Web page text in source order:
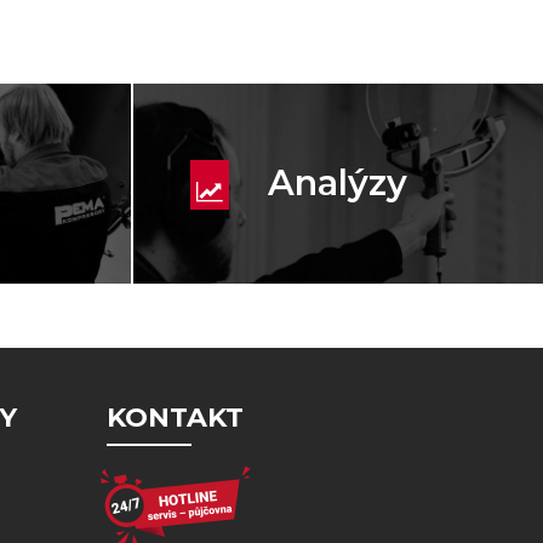
Analýzy
KONTAKT